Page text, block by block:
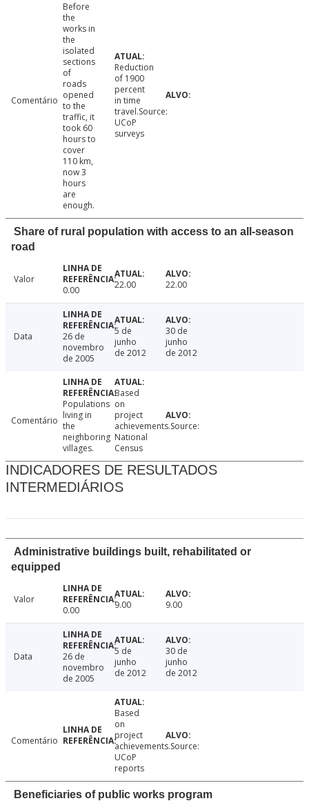
Comentário
Before
the
works in
the
isolated
sections
of
roads
opened
to the
traffic, it
took 60
hours to
cover
110 km,
now 3
hours
are
enough.
Reduction
of 1900
percent
in time
travel.Source:
UCoP
surveys
Share of rural population with access to an all-season
road
Valor
0.00
22.00 22.00
Data
26 de
novembro
de 2005
5 de
junho
de 2012
30 de
junho
de 2012
Comentário
Populations
living in
the
neighboring
villages.
Based
on
project
achievements.Source:
National
Census
INDICADORES DE RESULTADOS
INTERMEDIÁRIOS
Administrative buildings built, rehabilitated or
equipped
Valor
0.00
9.00 9.00
Data
26 de
novembro
de 2005
5 de
junho
de 2012
30 de
junho
de 2012
Comentário
Based
on
project
achievements.Source:
UCoP
reports
Beneficiaries of public works program